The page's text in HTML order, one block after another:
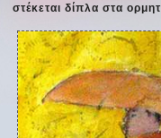
στέκεται δίπλα στα